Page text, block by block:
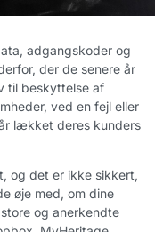
adgangskoder og
der de senere år
til beskyttelse af
ved en fejl eller
lækket deres kunders
og det er ikke sikkert,
øje med, om dine
og anerkendte